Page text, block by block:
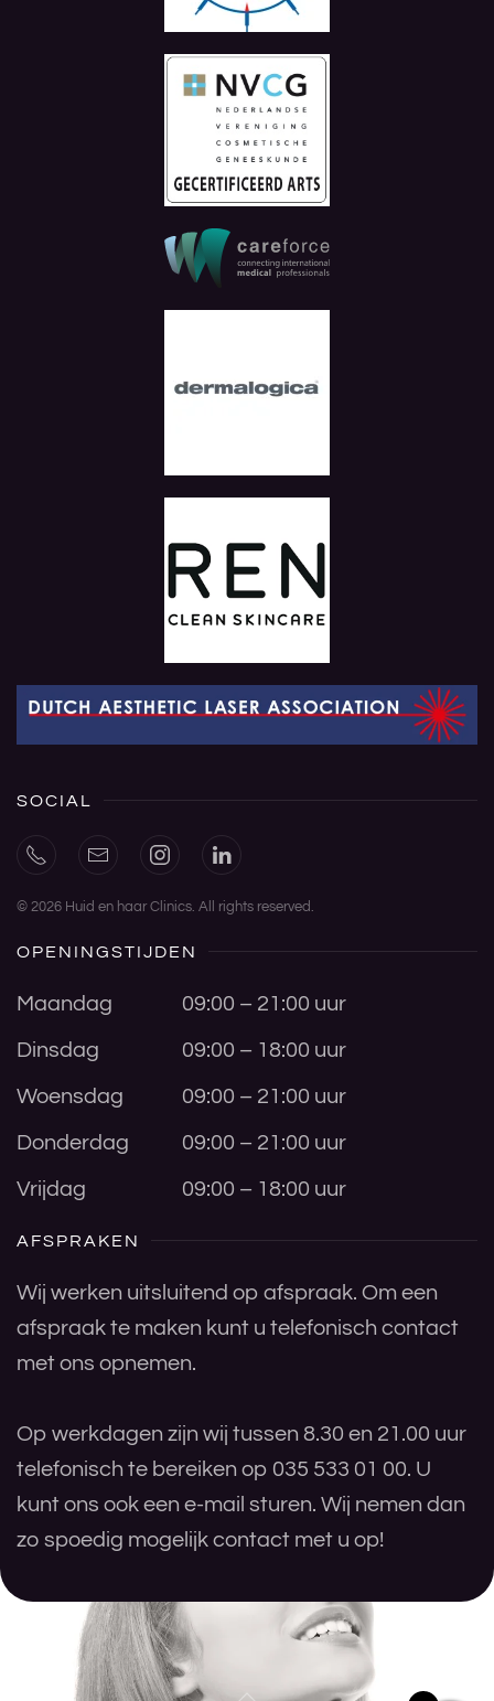
SOCIAL
© 2026 Huid en haar Clinics. All rights reserved.
OPENINGSTIJDEN
Maandag 09:00 – 21:00 uur
Dinsdag 09:00 – 18:00 uur
Woensdag 09:00 – 21:00 uur
Donderdag 09:00 – 21:00 uur
Vrijdag 09:00 – 18:00 uur
AFSPRAKEN
Wij werken uitsluitend op afspraak. Om een
afspraak te maken kunt u telefonisch contact
met ons opnemen.
Op werkdagen zijn wij tussen 8.30 en 21.00 uur
telefonisch te bereiken op 035 533 01 00. U
kunt ons ook een e-mail sturen. Wij nemen dan
zo spoedig mogelijk contact met u op!